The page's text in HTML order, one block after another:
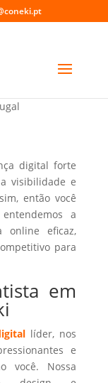
digital forte
visibilidade e
então você
a
online eficaz,
para
em
líder, nos
e
você. Nossa